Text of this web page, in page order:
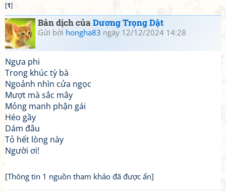
[1]
Bản dịch củaDương Trọng Dật
Gửi bởi hongha83 ngày 12/12/2024 14:28
Ngựa phi
Trong khúc tỳ bà
Ngoảnh nhìn cửa ngọc
Mượt mà sắc mây
Mỏng manh phận gái
Héo gầy
Dám đâu
Tỏ hết lòng này
Người ơi!
[Thông tin 1 nguồn tham khảo đã được ẩn]